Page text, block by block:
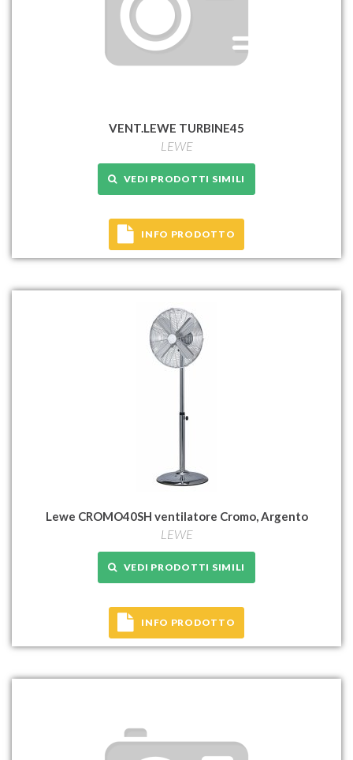
VENT.LEWE TURBINE45
LEWE
VEDI PRODOTTI SIMILI
INFO PRODOTTO
Lewe CROMO40SH ventilatore Cromo, Argento
LEWE
VEDI PRODOTTI SIMILI
INFO PRODOTTO